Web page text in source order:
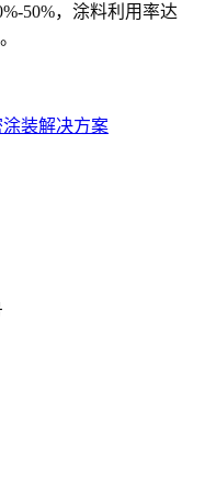
50%，涂料利用率达
装解决方案